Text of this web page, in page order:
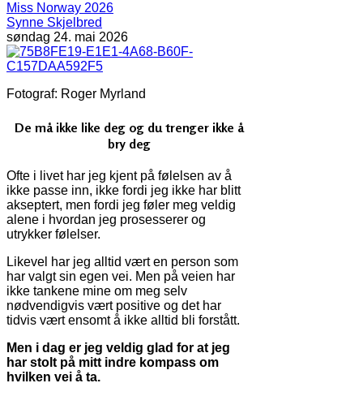
Miss Norway 2026
Synne Skjelbred
søndag 24. mai 2026
Fotograf: Roger Myrland
De må ikke like deg og du trenger ikke å
bry deg
Ofte i livet har jeg kjent på følelsen av å
ikke passe inn, ikke fordi jeg ikke har blitt
akseptert, men fordi jeg føler meg veldig
alene i hvordan jeg prosesserer og
utrykker følelser.
Likevel har jeg alltid vært en person som
har valgt sin egen vei. Men på veien har
ikke tankene mine om meg selv
nødvendigvis vært positive og det har
tidvis vært ensomt å ikke alltid bli forstått.
Men i dag er jeg veldig glad for at jeg
har stolt på mitt indre kompass om
hvilken vei å ta.